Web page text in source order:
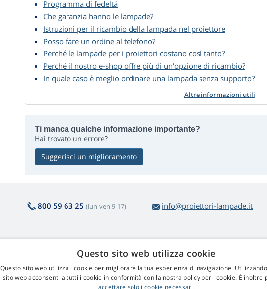
Programma di fedeltá
Che garanzia hanno le lampade?
Istruzioni per il ricambio della lampada nel proiettore
Posso fare un ordine al telefono?
Perché le lampade per i proiettori costano così tanto?
Perché il nostro e-shop offre più di un'opzione di ricambio?
In quale caso è meglio ordinare una lampada senza supporto?
Altre informazioni utili
Ti manca qualche informazione importante?
Hai trovato un errore?
Suggerisci un miglioramento
800 59 63 25 (lun-ven 9-17) info@proiettori-lampade.it
Restituzione merce semplificata
Condizioni di vendita
Contatti
GDPR
Questo sito web utilizza cookie
Questo sito web utilizza i cookie per migliorare la tua esperienza di navigazione.
sito web acconsenti a tutti i cookie in conformità con la nostra policy per i cookie. È inoltre
accettare solo i cookie necessari.